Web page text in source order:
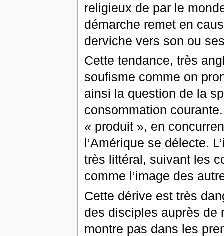
religieux de par le
démarche remet en
derviche vers son ou
Cette tendance, très
soufisme comme on
ainsi la question de la
consommation
« produit », en
l’Amérique se délecte.
très littéral, suivant les
comme l’image des
Cette dérive est très
des disciples auprès de
montre pas dans les